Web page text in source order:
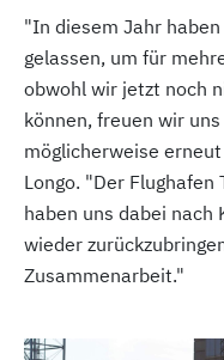
"In diesem Jahr
gelassen, um für
obwohl wir jetzt noch
können, freuen wir
möglicherweise
Longo. "Der Flughafen
haben uns dabei
wieder
Zusammenarbeit."